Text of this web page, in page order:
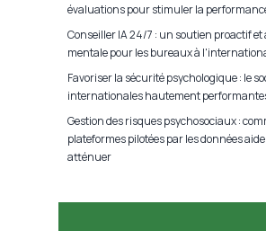
évaluations pour stimuler la
Conseiller IA 24/7 : un soutien proactif
mentale pour les bureaux à
Favoriser la sécurité psychologique : le
internationales hautement
Gestion des risques psychosociaux :
plateformes pilotées par les données
atténuer